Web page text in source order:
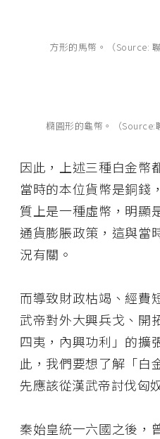
方形的馬幣。（Source:
橢圓形的龜幣。（Source:
因此，上述三種白金幣
當時的本位貨幣是銅錢
質上是一種虛幣，明顯
通貨膨脹政策，這與當
況有關。
而導致財政枯竭、經費
武帝對外大興兵戈、開
四夷，內興功利」的擴
此，我們要想了解「白
先應該從漢武帝討伐匈
秦始皇統一六國之後，